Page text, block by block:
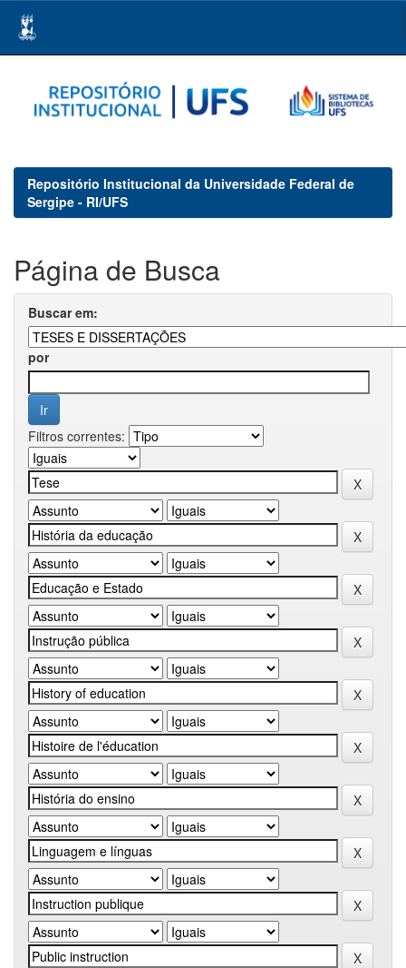
navigation
Repositório Institucional da Universidade Federal de
Sergipe - RI/UFS
Página de Busca
Buscar em:
por
Filtros correntes: